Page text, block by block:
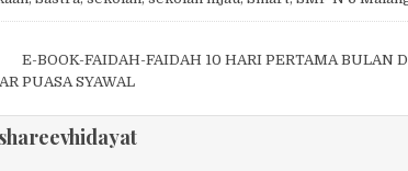
E-BOOK-FAIDAH-FAIDAH 10 HARI PERTAMA BULAN
PUASA SYAWAL
shareevhidayat